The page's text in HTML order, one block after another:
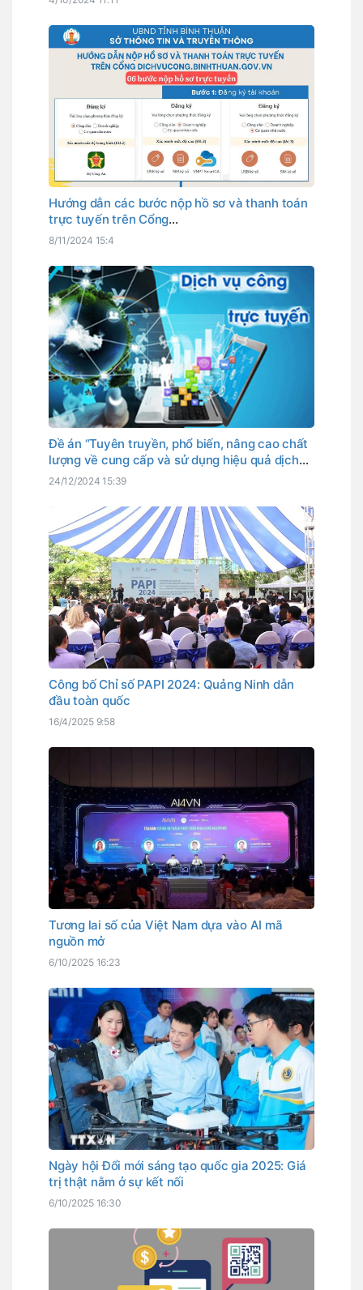
Hướng dẫn các bước nộp hồ sơ và thanh toán
trực tuyến trên Cổng
DICHVUCONG.BINHTHUAN.GOV.VN
8/11/2024 15:4
Đề án “Tuyên truyền, phổ biến, nâng cao chất
lượng về cung cấp và sử dụng hiệu quả dịch
vụ công trực tuyến đến năm 2025, định hướng
24/12/2024 15:39
Công bố Chỉ số PAPI 2024: Quảng Ninh dẫn
đầu toàn quốc
16/4/2025 9:58
Tương lai số của Việt Nam dựa vào AI mã
nguồn mở
6/10/2025 16:23
Ngày hội Đổi mới sáng tạo quốc gia 2025: Giá
trị thật nằm ở sự kết nối
6/10/2025 16:30